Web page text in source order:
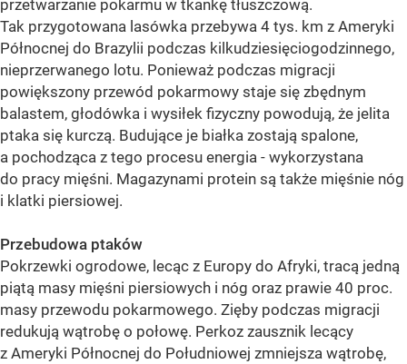
przetwarzanie pokarmu w tkankę tłuszczową.
Tak przygotowana lasówka przebywa 4 tys. km z Ameryki
Północnej do Brazylii podczas kilkudziesięciogodzinnego,
nieprzerwanego lotu. Ponieważ podczas migracji
powiększony przewód pokarmowy staje się zbędnym
balastem, głodówka i wysiłek fizyczny powodują, że jelita
ptaka się kurczą. Budujące je białka zostają spalone,
a pochodząca z tego procesu energia - wykorzystana
do pracy mięśni. Magazynami protein są także mięśnie nóg
i klatki piersiowej.
Przebudowa ptaków
Pokrzewki ogrodowe, lecąc z Europy do Afryki, tracą jedną
piątą masy mięśni piersiowych i nóg oraz prawie 40 proc.
masy przewodu pokarmowego. Zięby podczas migracji
redukują wątrobę o połowę. Perkoz zausznik lecący
z Ameryki Północnej do Południowej zmniejsza wątrobę,